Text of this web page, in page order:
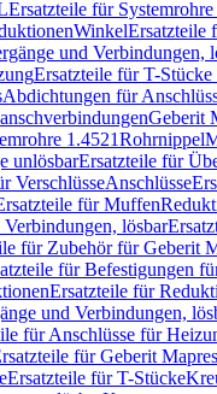
Ersatzteile für
WinkelErsatzteile
und Verbindungen,
Ersatzteile für T-
Abdichtungen für
Geberit
1.4521Rohrnippel
unlösbarErsatzteile für
VerschlüsseAnschlüsse
für Muffen
lösbar
für Zubehör für Geberit
für Befestigungen
Ersatzteile für
und Verbindungen,
für Anschlüsse für
für Geberit
Ersatzteile für T-Stücke